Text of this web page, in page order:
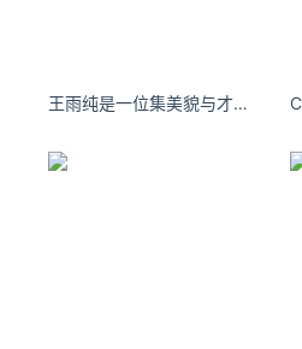
王雨纯是一位集美貌与才华于一身的女子